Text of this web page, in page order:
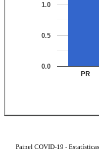
PR
0.0
0.5
1.0
Painel COVID-19 -